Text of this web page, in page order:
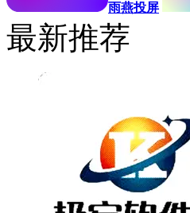
雨燕投屏
最新推荐